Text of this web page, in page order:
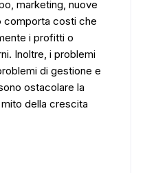
marketing, nuove
comporta costi che
i profitti o
Inoltre, i problemi
di gestione e
ostacolare la
della crescita